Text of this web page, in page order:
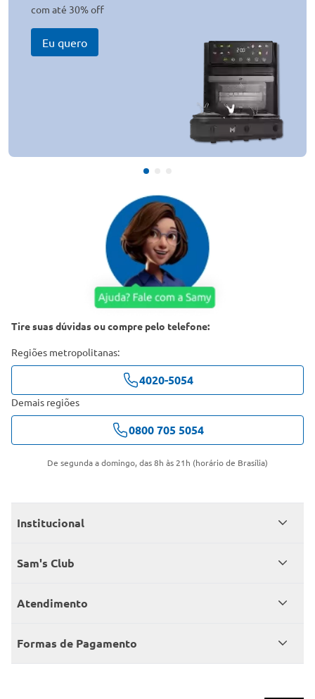
com até 30% off
Eu quero
Tire suas dúvidas ou compre pelo telefone:
Regiões metropolitanas:
4020-5054
Demais regiões
0800 705 5054
De segunda a domingo, das 8h às 21h (horário de Brasília)
Institucional
Quem somos
Encontre um Clube
Sam's Club
Seja sócio
Member’s Mark
Atendimento
Fale conosco
Atendimento em libras
Formas de Pagamento